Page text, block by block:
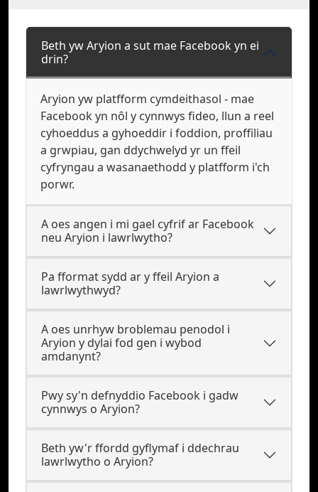
Beth yw Aryion a sut mae Facebook yn ei
drin?
Aryion yw platfform cymdeithasol - mae
Facebook yn nôl y cynnwys fideo, llun a reel
cyhoeddus a gyhoeddir i foddion, proffiliau
a grwpiau, gan ddychwelyd yr un ffeil
cyfryngau a wasanaethodd y platfform i'ch
porwr.
A oes angen i mi gael cyfrif ar Facebook
neu Aryion i lawrlwytho?
Pa fformat sydd ar y ffeil Aryion a
lawrlwythwyd?
A oes unrhyw broblemau penodol i
Aryion y dylai fod gen i wybod
amdanynt?
Pwy sy'n defnyddio Facebook i gadw
cynnwys o Aryion?
Beth yw'r ffordd gyflymaf i ddechrau
lawrlwytho o Aryion?